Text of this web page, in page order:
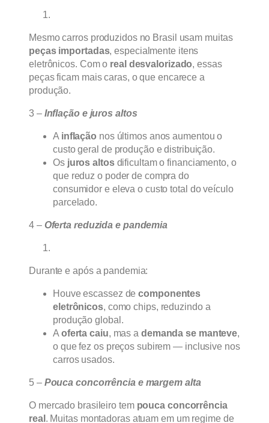
Mesmo carros produzidos no Brasil usam muitas
peças importadas, especialmente itens
eletrônicos. Com o real desvalorizado, essas
peças ficam mais caras, o que encarece a
produção.
3 – Inflação e juros altos
A inflação nos últimos anos aumentou o
custo geral de produção e distribuição.
Os juros altosdificultam o financiamento, o
que reduz o poder de compra do
consumidor e eleva o custo total do veículo
parcelado.
4 – Oferta reduzida e pandemia
Durante e após a pandemia:
Houve escassez decomponentes
eletrônicos, como chips, reduzindo a
produção global.
Aoferta caiu, mas a demanda se manteve,
o que fez os preços subirem — inclusive nos
carros usados.
5 – Pouca concorrência e margem alta
O mercado brasileiro tem pouca concorrência
real . Muitas montadoras atuam em um regime de